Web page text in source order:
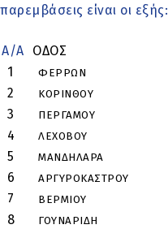
παρεμβάσεις είναι οι εξής:
Α/Α ΟΔΟΣ
1
ΦΕΡΡΩΝ
2 ΚΟΡΙΝΘΟΥ
3 ΠΕΡΓΑΜΟΥ
4 ΛΕΧΟΒΟΥ
5 ΜΑΝΔΗΛΑΡΑ
6 ΑΡΓΥΡΟΚΑΣΤΡΟΥ
7 ΒΕΡΜΙΟΥ
8 ΓΟΥΝΑΡΙΔΗ